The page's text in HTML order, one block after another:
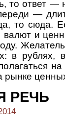
то ответ —
—
то сюда.
валют и
в рублях,
на
рынке
РЕЧЬ